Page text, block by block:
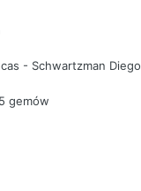
- Schwartzman Diego
gemów